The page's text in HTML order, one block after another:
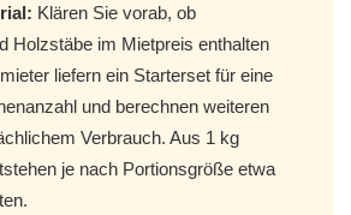
Klären Sie vorab, ob
Holzstäbe im Mietpreis enthalten
liefern ein Starterset für eine
und berechnen weiteren
Verbrauch. Aus 1 kg
je nach Portionsgröße etwa